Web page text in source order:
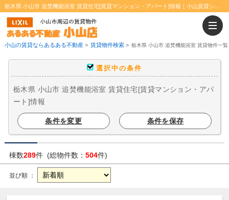
小山の賃貸ならあるある不動産 > 賃貸物件検索 > 栃木県 小山市 追焚機能浴室 賃貸物件一覧
選択中の条件
栃木県 小山市 追焚機能浴室 賃貸住宅[賃貸マンション・アパ
ート]情報
条件を変更 条件を保存
棟数289件 (総物件数： 504件)
並び順 ：